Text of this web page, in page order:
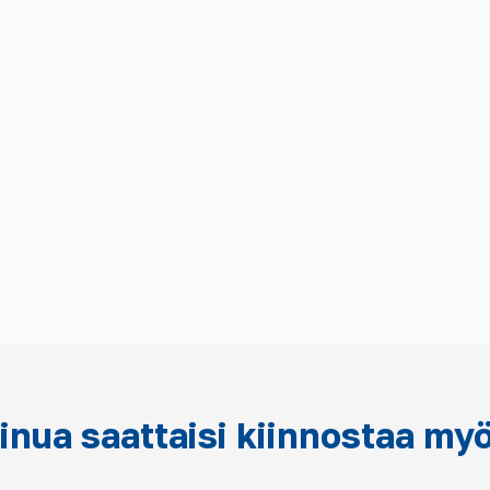
saattaisi kiinnostaa